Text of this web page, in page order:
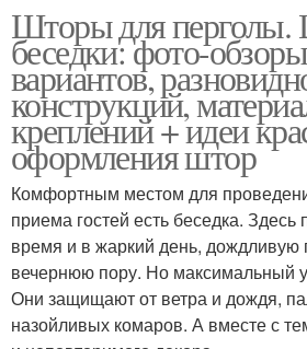
Шторы для
беседки: фото-
вариантов,
конструкций,
креплений + идеи
оформления штор
Комфортным местом для
приема гостей есть беседка. Здесь
время и в жаркий день, дождливую
вечернюю пору. Но максимальный
Они защищают от ветра и дождя,
назойливых комаров. А вместе с